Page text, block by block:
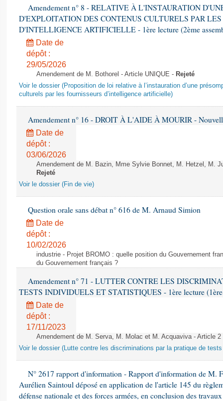
Amendement n° 8 - RELATIVE À L'INSTAURATION
D'EXPLOITATION DES CONTENUS CULTURELS PAR LES
D'INTELLIGENCE ARTIFICIELLE - 1ère lecture (2ème
Date de
dépôt :
29/05/2026
Amendement de M. Bothorel - Article UNIQUE - Rejeté
Voir le dossier (Proposition de loi relative à l’instauration d’une
culturels par les fournisseurs d’intelligence artificielle)
Amendement n° 16 - DROIT À L'AIDE À MOURIR -
Date de
dépôt :
03/06/2026
Amendement de M. Bazin, Mme Sylvie Bonnet, M. Hetzel, M.
Rejeté
Voir le dossier (Fin de vie)
Question orale sans débat n° 616 de M. Arnaud Simion
Date de
dépôt :
10/02/2026
industrie - Projet BROMO : quelle position du Gouvernement
du Gouvernement français ?
Amendement n° 71 - LUTTER CONTRE LES
TESTS INDIVIDUELS ET STATISTIQUES - 1ère lecture (1ère
Date de
dépôt :
17/11/2023
Amendement de M. Serva, M. Molac et M. Acquaviva - Article
Voir le dossier (Lutte contre les discriminations par la pratique de
N° 2617 rapport d'information - Rapport d'information de M.
Aurélien Saintoul déposé en application de l'article 145 du
défense nationale et des forces armées, en conclusion des